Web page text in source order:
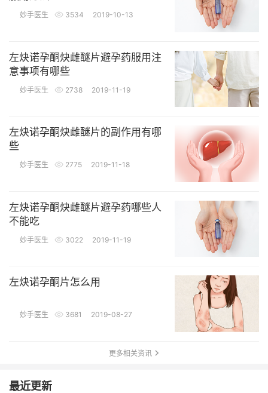
妙手医生 3534 2019-10-13
左炔诺孕酮炔雌醚片避孕药服用注
意事项有哪些
妙手医生 2738 2019-11-19
左炔诺孕酮炔雌醚片的副作用有哪
些
妙手医生 2775 2019-11-18
左炔诺孕酮炔雌醚片避孕药哪些人
不能吃
妙手医生 3022 2019-11-19
左炔诺孕酮片怎么用
妙手医生 3681 2019-08-27
更多相关资讯
最近更新